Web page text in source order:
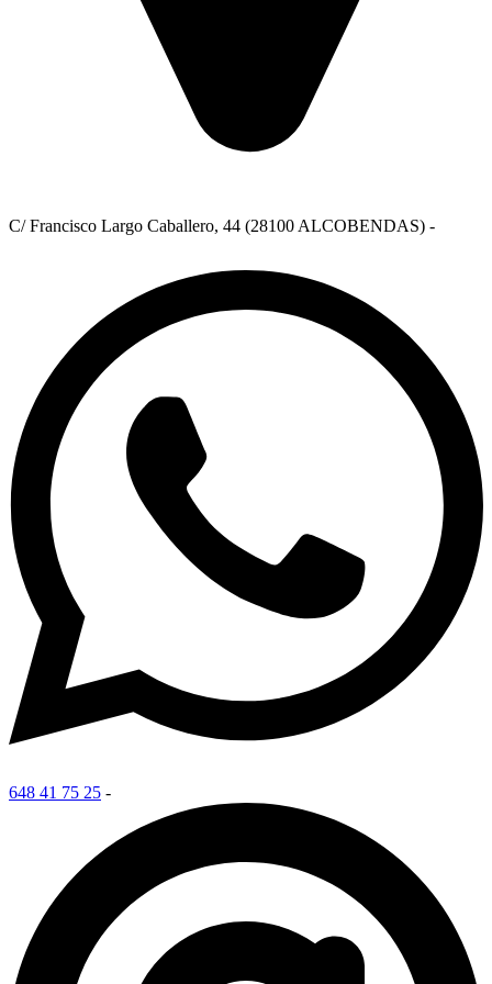
C/ Francisco Largo Caballero, 44 (28100 ALCOBENDAS) -
648 41 75 25 -